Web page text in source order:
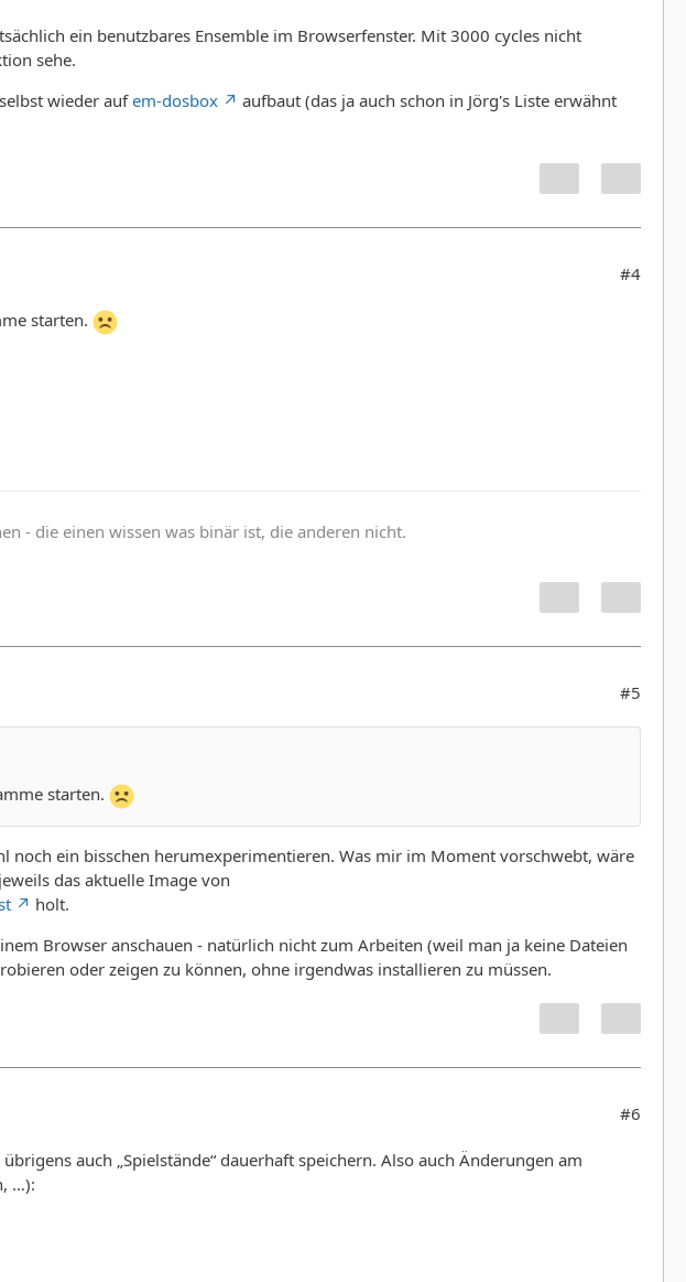
ein benutzbares Ensemble im Browserfenster. Mit 3000 cycles nicht
sehe.
wieder aufem-dosbox
aufbaut (das ja auch schon in Jörg's Liste erwähnt
#4
starten.
- die einen wissen was binär ist, die anderen nicht.
#5
starten.
ein bisschen herumexperimentieren. Was mir im Moment vorschwebt, wäre
das aktuelle Image von
holt.
Browser anschauen - natürlich nicht zum Arbeiten (weil man ja keine Dateien
oder zeigen zu können, ohne irgendwas installieren zu müssen.
#6
auch „Spielstände“ dauerhaft speichern. Also auch Änderungen am
…):